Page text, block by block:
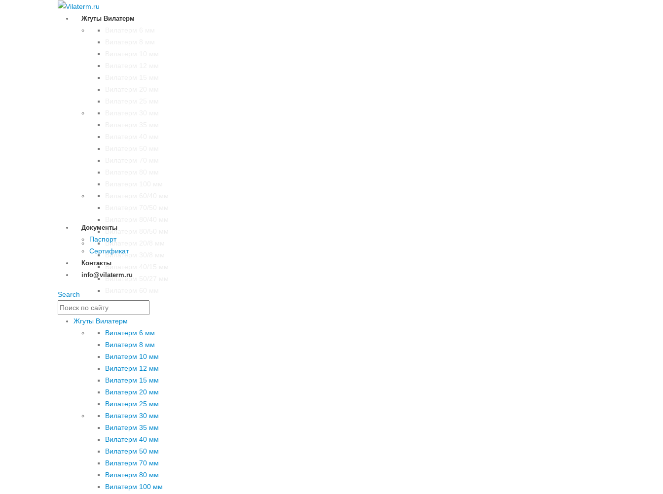
Жгуты Вилатерм
Вилатерм 80/50 мм
Вилатерм 20/8 мм
Вилатерм 30/8 мм
Вилатерм 40/15 мм
Вилатерм 50/27 мм
Документы
Паспорт
Сертификат
Контакты
info@vilaterm.ru
Search
Жгуты Вилатерм
Вилатерм 6 мм
Вилатерм 8 мм
Вилатерм 10 мм
Вилатерм 12 мм
Вилатерм 15 мм
Вилатерм 20 мм
Вилатерм 25 мм
Вилатерм 30 мм
Вилатерм 35 мм
Вилатерм 40 мм
Вилатерм 50 мм
Вилатерм 70 мм
Вилатерм 80 мм
Вилатерм 100 мм